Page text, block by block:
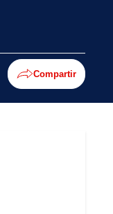
Compartir